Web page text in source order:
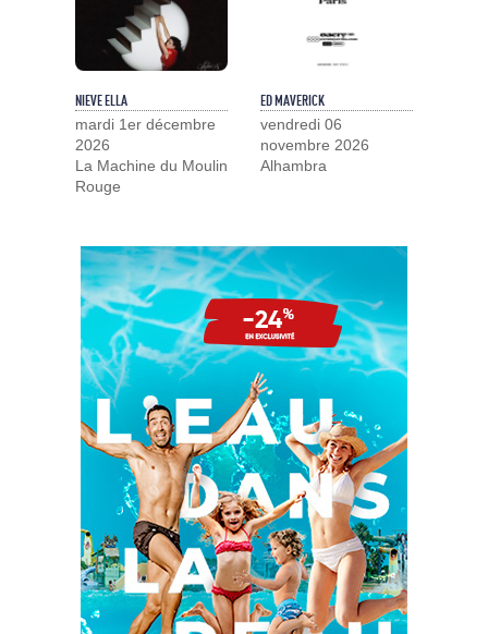
NIEVE ELLA
mardi 1er décembre
2026
La Machine du Moulin
Rouge
ED MAVERICK
vendredi 06
novembre 2026
Alhambra